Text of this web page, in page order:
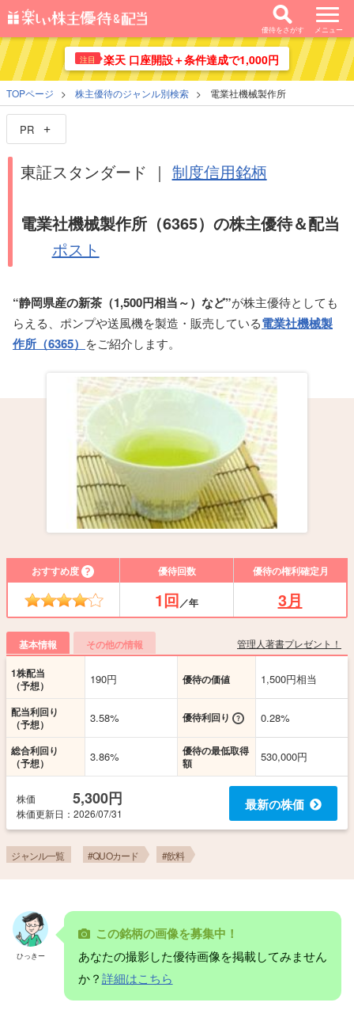
優待をさがす メニュー
注目 楽天 口座開設＋条件達成で1,000円
TOPページ 株主優待のジャンル別検索 電業社機械製作所
PR
東証スタンダード ｜ 制度信用銘柄
電業社機械製作所（6365）の株主優待＆配当
ポスト
“静岡県産の新茶（1,500円相当～）など”が株主優待としても
らえる、ポンプや送風機を製造・販売している電業社機械製
作所（6365） をご紹介します。
おすすめ度 優待回数 優待の権利確定月
1回／年 3月
基本情報 その他の情報 管理人著書プレゼント！
1株配当
（予想）
190円 優待の価値 1,500円相当
配当利回り
（予想）
3.58% 優待利回り 0.28%
総合利回り
（予想）
3.86%
優待の最低取得
額
530,000円
株価 5,300円
株価更新日 ：2026/07/31
最新の株価
ジャンル一覧 #QUOカード #飲料
ひっきー
この銘柄の画像を募集中！
あなたの撮影した優待画像を掲載してみません
か？詳細はこちら